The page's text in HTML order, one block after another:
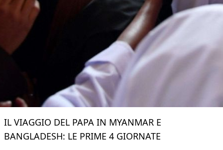
IL VIAGGIO DEL PAPA IN MYANMAR E
BANGLADESH: LE PRIME 4 GIORNATE